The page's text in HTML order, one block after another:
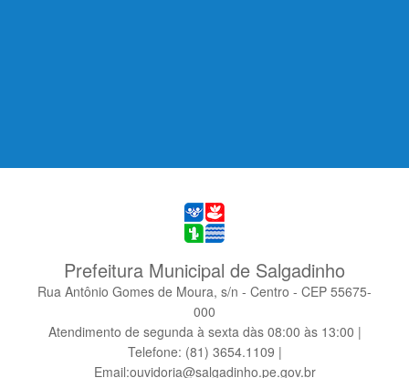
Prefeitura Municipal de Salgadinho
Rua Antônio Gomes de Moura, s/n - Centro - CEP 55675-
000
Atendimento de segunda à sexta dàs 08:00 às 13:00 |
Telefone: (81) 3654.1109 |
Email:ouvidoria@salgadinho.pe.gov.br